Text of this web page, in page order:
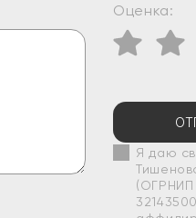
Оценка:
Я даю
(ОГРНИП